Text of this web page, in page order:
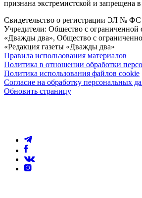
признана экстремистской и запрещена
Свидетельство о регистрации ЭЛ № ФС
Учредители: Общество с ограниченной
«Дважды два», Общество с
«Редакция газеты «Дважды два»
Правила использования материалов
Политика в отношении обработки
Политика использования файлов cookie
Согласие на обработку персональных
Обновить страницу